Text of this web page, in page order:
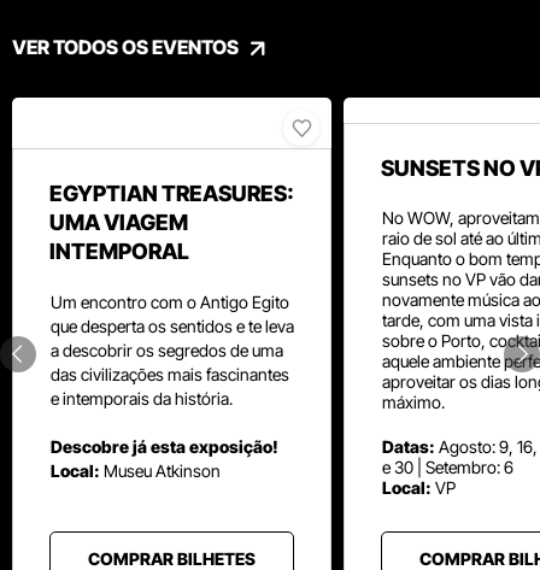
VER TODOS OS EVENTOS
EGYPTIAN TREASURES:
UMA VIAGEM
INTEMPORAL
Um encontro com oAntigo Egito
que desperta os sentidos e te leva
a descobrir os segredos de uma
das civilizações mais fascinantes
e intemporais da história.
Descobre já esta exposição!
Local: MuseuAtkinson
COMPRAR BILHETES
SUNSETS NO
No WOW,
raio de sol até ao
Enquanto o bom
sunsets no VP vão
novamente música
tarde, com uma vista
sobre o Porto,
aquele ambiente
aproveitar os dias
máximo.
Datas: Agosto: 9,
e 30 | Setembro: 6
Local: VP
COMPRAR